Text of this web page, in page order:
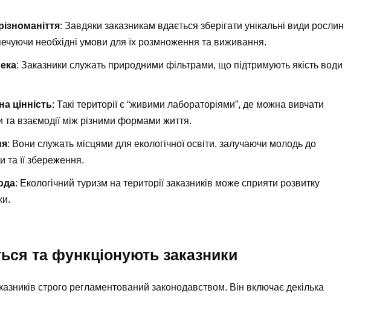
: Завдяки заказникам вдається зберігати унікальні види рослин
необхідні умови для їх розмноження та виживання.
: Заказники служать природними фільтрами, що підтримують якість води
цінність: Такі території є “живими лабораторіями”, де можна вивчати
та взаємодії між різними формами життя.
: Вони служать місцями для екологічної освіти, залучаючи молодь до
та її збереження.
: Екологічний туризм на території заказників може сприяти розвитку
та функціонують заказники
строго регламентований законодавством. Він включає декілька